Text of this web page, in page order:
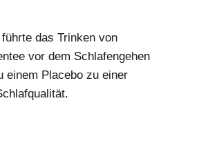
das Trinken von
vor dem Schlafengehen
einem Placebo zu einer